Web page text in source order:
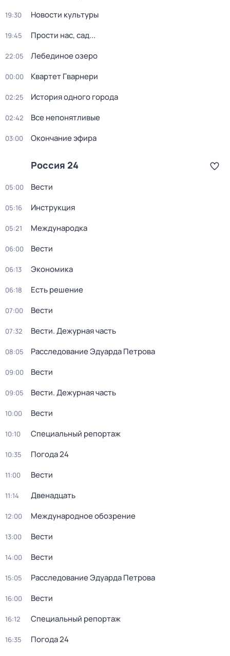
19:30 Новости культуры
19:45 Прости нас, сад...
22:05 Лебединое озеро
00:00 Квартет Гварнери
02:25 История одного города
02:42 Все непонятливые
03:00 Окончание эфира
Россия 24
05:00 Вести
05:16 Инструкция
05:21 Международка
06:00 Вести
06:13 Экономика
06:18 Есть решение
07:00 Вести
07:32 Вести. Дежурная часть
08:05 Расследование Эдуарда Петрова
09:00 Вести
09:05 Вести. Дежурная часть
10:00 Вести
10:10 Специальный репортаж
10:35 Погода 24
11:00 Вести
11:14 Двенадцать
12:00 Международное обозрение
13:00 Вести
14:00 Вести
15:05 Расследование Эдуарда Петрова
16:00 Вести
16:12 Специальный репортаж
16:35 Погода 24